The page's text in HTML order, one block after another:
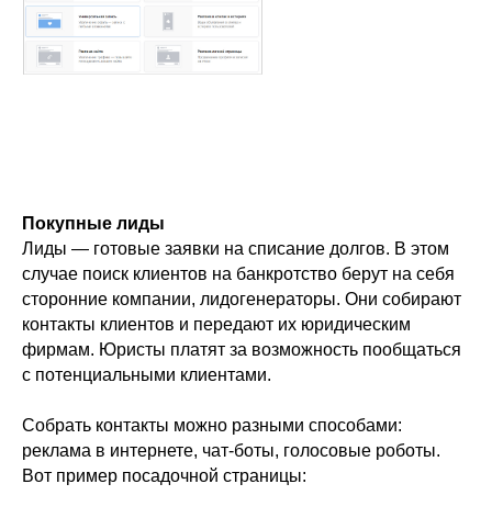
Покупные лиды
Лиды — готовые заявки на списание долгов. В этом
случае поиск клиентов на банкротство берут на себя
сторонние компании, лидогенераторы. Они собирают
контакты клиентов и передают их юридическим
фирмам. Юристы платят за возможность пообщаться
с потенциальными клиентами.
Собрать контакты можно разными способами:
реклама в интернете, чат-боты, голосовые роботы.
Вот пример посадочной страницы: